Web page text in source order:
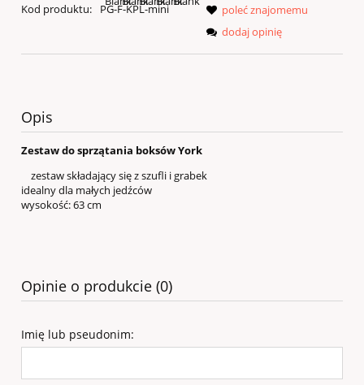
Kod produktu:
PG-F-KPL-mini
poleć znajomemu
dodaj opinię
Opis
Zestaw do sprzątania boksów York
zestaw składający się z szufli i grabek
idealny dla małych jedźców
wysokość: 63 cm
Opinie o produkcie (0)
Imię lub pseudonim: